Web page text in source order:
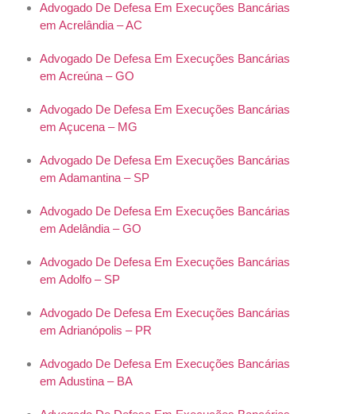
Advogado De Defesa Em Execuções Bancárias
em Acrelândia – AC
Advogado De Defesa Em Execuções Bancárias
em Acreúna – GO
Advogado De Defesa Em Execuções Bancárias
em Açucena – MG
Advogado De Defesa Em Execuções Bancárias
em Adamantina – SP
Advogado De Defesa Em Execuções Bancárias
em Adelândia – GO
Advogado De Defesa Em Execuções Bancárias
em Adolfo – SP
Advogado De Defesa Em Execuções Bancárias
em Adrianópolis – PR
Advogado De Defesa Em Execuções Bancárias
em Adustina – BA